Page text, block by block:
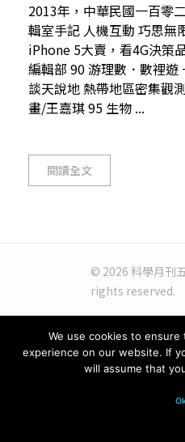
2013年，中華民國一百零
輯室手記 人機互動 巧思無
iPhone 5大賣，看4G決策
編輯部 90 游理數．數裡
談天說地 熱帶地區密集觀
畫/王嘉琪 95 生物 ...
閱讀全文
© 2026 科學月刊
rights reserved.
We use cookies to
experience on our website. If
will assume that